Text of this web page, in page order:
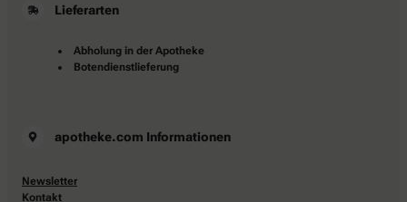
Lieferarten
Abholung in der Apotheke
Botendienstlieferung
apotheke.com Informationen
Newsletter
Kontakt